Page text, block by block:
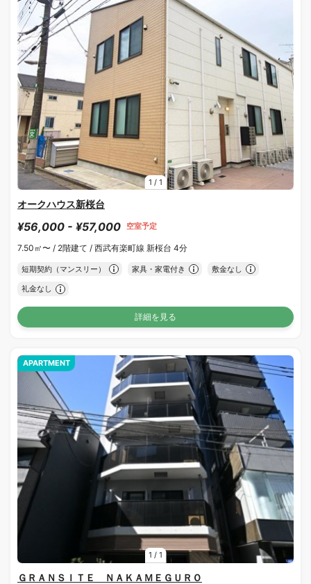
1 / 1
オークハウス新桜台
¥56,000 - ¥57,000 空室予定
7.50㎡〜 / 2階建て / 西武有楽町線 新桜台 4分
短期契約（マンスリー） 家具・家電付き 敷金なし
礼金なし
詳細を見る
1 / 1
APARTMENT
ＧＲＡＮＳＩＴＥ ＮＡＫＡＭＥＧＵＲＯ